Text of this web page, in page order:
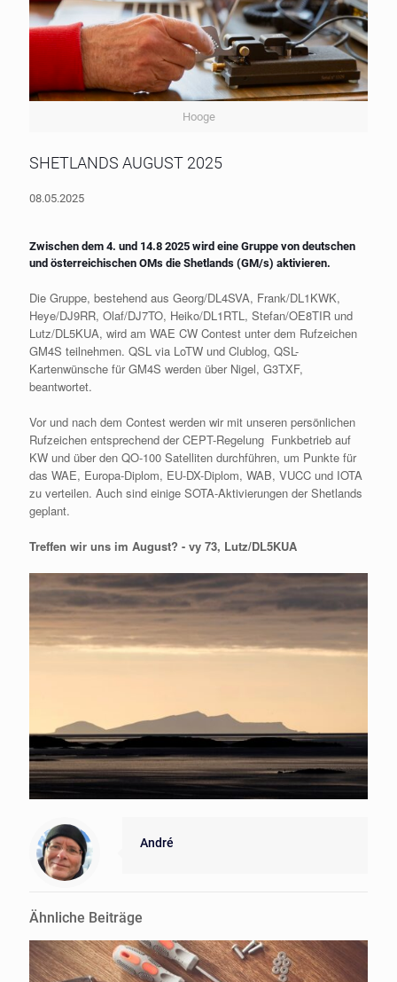
Hooge
SHETLANDS AUGUST 2025
08.05.2025
Zwischen dem 4. und 14.8 2025 wird eine Gruppe von deutschen
und österreichischen OMs die Shetlands (GM/s) aktivieren.
Die Gruppe, bestehend aus Georg/DL4SVA, Frank/DL1KWK,
Heye/DJ9RR, Olaf/DJ7TO, Heiko/DL1RTL, Stefan/OE8TIR und
Lutz/DL5KUA, wird am WAE CW Contest unter dem Rufzeichen
GM4S teilnehmen. QSL via LoTW und Clublog, QSL-
Kartenwünsche für GM4S werden über Nigel, G3TXF,
beantwortet.
Vor und nach dem Contest werden wir mit unseren persönlichen
Rufzeichen entsprechend der CEPT-Regelung Funkbetrieb auf
KW und über den QO-100 Satelliten durchführen, um Punkte für
das WAE, Europa-Diplom, EU-DX-Diplom, WAB, VUCC und IOTA
zu verteilen. Auch sind einige SOTA-Aktivierungen der Shetlands
geplant.
Treffen wir uns im August? - vy 73, Lutz/DL5KUA
André
Ähnliche Beiträge